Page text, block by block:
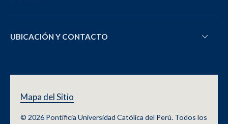
UBICACIÓN Y CONTACTO
© 2026 Pontificia Universidad Católica del Perú. Todos los
Mapa del Sitio